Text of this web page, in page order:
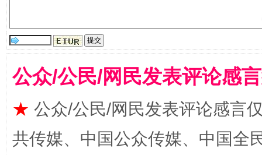
漫山遍野的桃花与雪山、麦地、白藏房 除
公众/公民/网民发表评论感
★ 公众/公民/网民发表评论感言
共传媒、中国公众传媒、中国全